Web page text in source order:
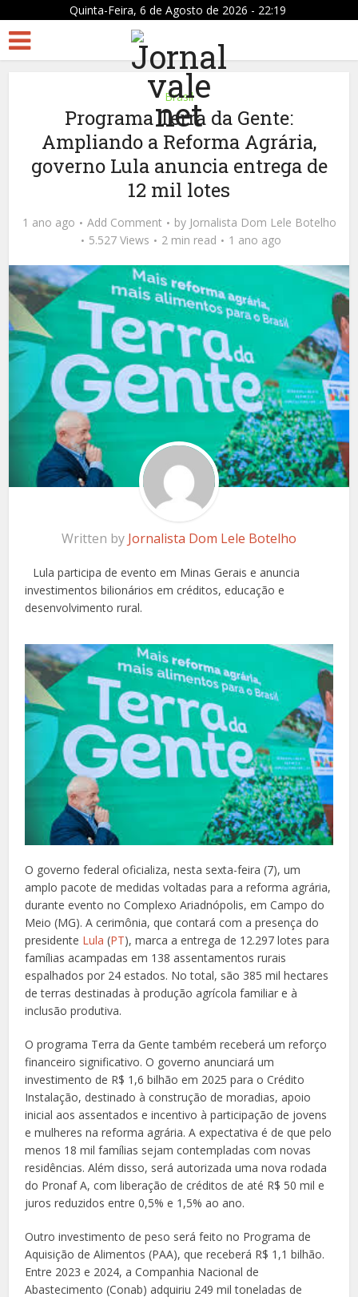
Quinta-Feira, 6 de Agosto de 2026 - 22:19
Brasil
Programa Terra da Gente:
Ampliando a Reforma Agrária,
governo Lula anuncia entrega de
12 mil lotes
1 ano ago Add Comment by Jornalista Dom Lele Botelho
5.527 Views
2 min read 1 ano ago
Written by Jornalista Dom Lele Botelho
Lula participa de evento em Minas Gerais e anuncia
investimentos bilionários em créditos, educação e
desenvolvimento rural.
O governo federal oficializa, nesta sexta-feira (7), um
amplo pacote de medidas voltadas para a reforma agrária,
durante evento no Complexo Ariadnópolis, em Campo do
Meio (MG). A cerimônia, que contará com a presença do
presidente Lula (PT), marca a entrega de 12.297 lotes para
famílias acampadas em 138 assentamentos rurais
espalhados por 24 estados. No total, são 385 mil hectares
de terras destinadas à produção agrícola familiar e à
inclusão produtiva.
O programa Terra da Gente também receberá um reforço
financeiro significativo. O governo anunciará um
investimento de R$ 1,6 bilhão em 2025 para o Crédito
Instalação, destinado à construção de moradias, apoio
inicial aos assentados e incentivo à participação de jovens
e mulheres na reforma agrária. A expectativa é de que pelo
menos 18 mil famílias sejam contempladas com novas
residências. Além disso, será autorizada uma nova rodada
do Pronaf A, com liberação de créditos de até R$ 50 mil e
juros reduzidos entre 0,5% e 1,5% ao ano.
Outro investimento de peso será feito no Programa de
Aquisição de Alimentos (PAA), que receberá R$ 1,1 bilhão.
Entre 2023 e 2024, a Companhia Nacional de
Abastecimento (Conab) adquiriu 249 mil toneladas de